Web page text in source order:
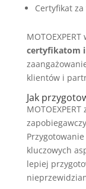
Certyfikat
certyfikatom
klientów i
Jak
kluczowych
lepiej